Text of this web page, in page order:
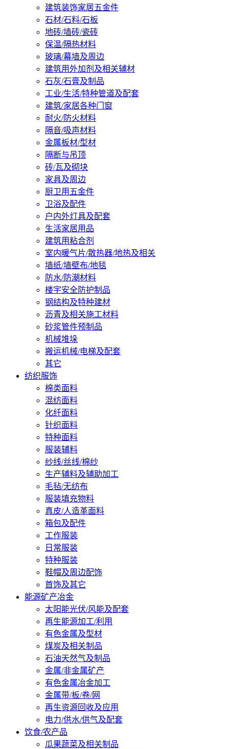
建筑装饰家居五金件
石材/石料/石板
地砖/墙砖/瓷砖
保温/隔热材料
玻璃/幕墙及周边
建筑用外加剂及相关辅材
石灰/石膏及制品
工业/生活/特种管道及配套
建筑/家居各种门窗
耐火/防火材料
隔音/吸声材料
金属板材/型材
隔断与吊顶
砖/瓦及砌块
家具及周边
厨卫用五金件
卫浴及配件
户内外灯具及配套
生活家居用品
建筑用粘合剂
室内暖气片/散热器/地热及相关
墙纸/墙壁布/地毯
防水/防潮材料
楼宇安全防护制品
钢结构及特种建材
沥青及相关施工材料
砂浆管件预制品
机械堆垛
搬运机械/电梯及配套
其它
纺织服饰
棉类面料
混纺面料
化纤面料
针织面料
特种面料
服装辅料
纱线/丝线/棉纱
生产辅料及辅助加工
毛毡/无纺布
服装填充物料
真皮/人造革面料
箱包及配件
工作服装
日常服装
特种服装
鞋帽及周边配饰
首饰及其它
能源矿产冶金
太阳能光伏/风能及配套
再生能源加工/利用
有色金属及型材
煤炭及相关制品
石油天然气及制品
金属/非金属矿产
有色金属冶金加工
金属带/板/卷/网
再生资源回收及应用
电力/供水/供气及配套
饮食/农产品
瓜果蔬菜及相关制品